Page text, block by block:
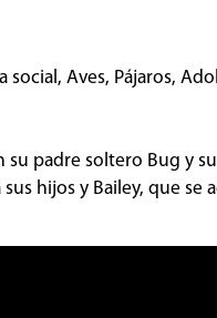
social, Aves, Pájaros,
su padre soltero Bug y
hijos y Bailey, que se